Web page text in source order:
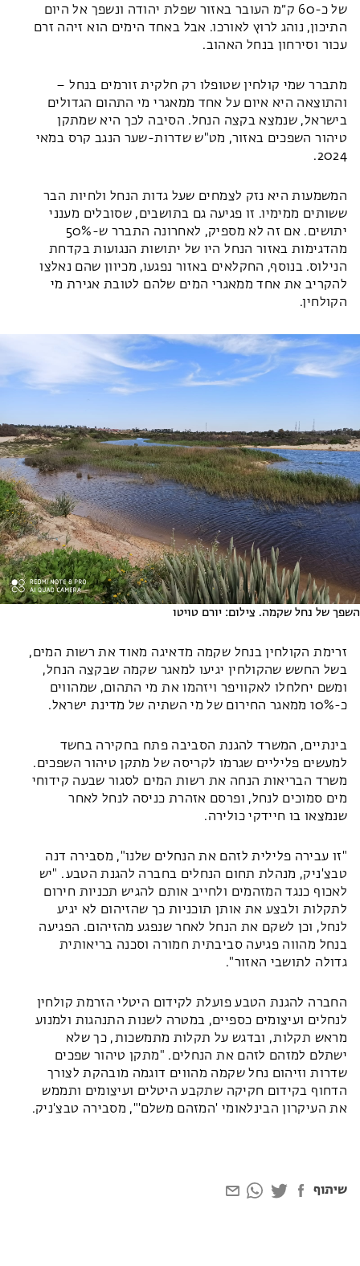
של כ-60 ק״מ העובר באזור שפלת יהודה ונשפך אל היום
התיכון, נוהג לרוץ לאורכו. אבל באחד הימים הוא זיהה זרם
עכור וסירחון בנחל האהוב.
מתברר שמי קולחין שטופלו רק חלקית זורמים בנחל –
והתוצאה היא איום על אחד ממאגרי מי התהום הגדולים
בישראל, שנמצא בקצה הנחל. הסיבה לכך היא שמתקן
טיהור השפכים באזור, מט"ש שדרות-שער הנגב קרס במאי
2024.
המשמעות היא נזק לצמחים שעל גדות הנחל ולחיות הבר
ששותים ממימיו. זו פגיעה גם בתושבים, שסובלים מענני
יתושים. אם זה לא מספיק, לאחרונה התברר ש-50%
מהדגימות באזור הנחל היו של יתושות הנגועות בקדחת
הנילוס. בנוסף, החקלאים באזור נפגעו, מכיוון שהם נאלצו
להקריב את אחד ממאגרי המים שלהם לטובת אגירת מי
הקולחין.
השפך של נחל שקמה. צילום: יורם טויטו
זרימת הקולחין בנחל שקמה מדאיגה מאוד את רשות המים,
בשל החשש שהקולחין יגיעו למאגר שקמה שבקצה הנחל,
ומשם יחלחלו לאקוויפר ויזהמו את מי התהום, שמהווים
כ-10% ממאגר החירום של מי השתיה של מדינת ישראל.
בינתיים, המשרד להגנת הסביבה פתח בחקירה בחשד
למעשים פליליים שגרמו לקריסה של מתקן טיהור השפכים.
משרד הבריאות הנחה את רשות המים לסגור שבעה קידוחי
מים סמוכים לנחל, ופרסם אזהרת כניסה לנחל לאחר
שנמצאו בו חיידקי כולירה.
"זו עבירה פלילית לזהם את הנחלים שלנו", מסבירה דנה
טבצ'ניק, מנהלת תחום הנחלים בחברה להגנת הטבע. "יש
לאכוף כנגד המזהמים ולחייב אותם להגיש תכניות חירום
לתקלות ולבצע את אותן תוכניות כך שהזיהום לא יגיע
לנחל, וכן לשקם את הנחל לאחר שנפגע מהזיהום. הפגיעה
בנחל מהווה פגיעה סביבתית חמורה וסכנה בריאותית
גדולה לתושבי האזור".
החברה להגנת הטבע פועלת לקידום היטלי הזרמת קולחין
לנחלים ועיצומים כספיים, במטרה לשנות התנהגות ולמנוע
מראש תקלות, ובדגש על תקלות מתמשכות, כך שלא
ישתלם למזהם לזהם את הנחלים. "מתקן טיהור שפכים
שדרות וזיהום נחל שקמה מהווים דוגמה מובהקת לצורך
הדחוף בקידום חקיקה שתקבע היטלים ועיצומים ותממש
את העיקרון הבינלאומי 'המזהם משלם'", מסבירה טבצ'ניק.
שיתוף